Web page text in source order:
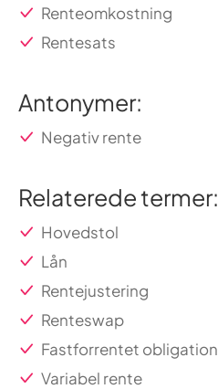
Renteomkostning
Rentesats
Antonymer:
Negativ rente
Relaterede termer:
Hovedstol
Lån
Rentejustering
Renteswap
Fastforrentet obligation
Variabel rente